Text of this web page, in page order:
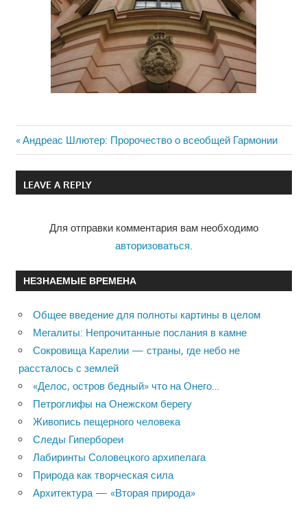
Навигация
по
Previous
Post:
Андреас Шлютер: Пророчество о всеобщей Гармонии
LEAVE A REPLY
Для отправки комментария вам необходимо
авторизоваться.
НЕЗНАЕМЫЕ ВРЕМЕНА
Общее введение для полноты картины в целом
Мегалиты: Непрочитанные послания в камне
Сокровища Карелии — страны, где небо не
рассталось с землей
«Делос, остров бедный» что на Онего…
Петроглифы на Онежском берегу
Живопись пещерного человека
Следы Гипербореи
Лабиринты Соловецкого архипелага
Природа как творческая сила
Архитектура — «Вторая природа»